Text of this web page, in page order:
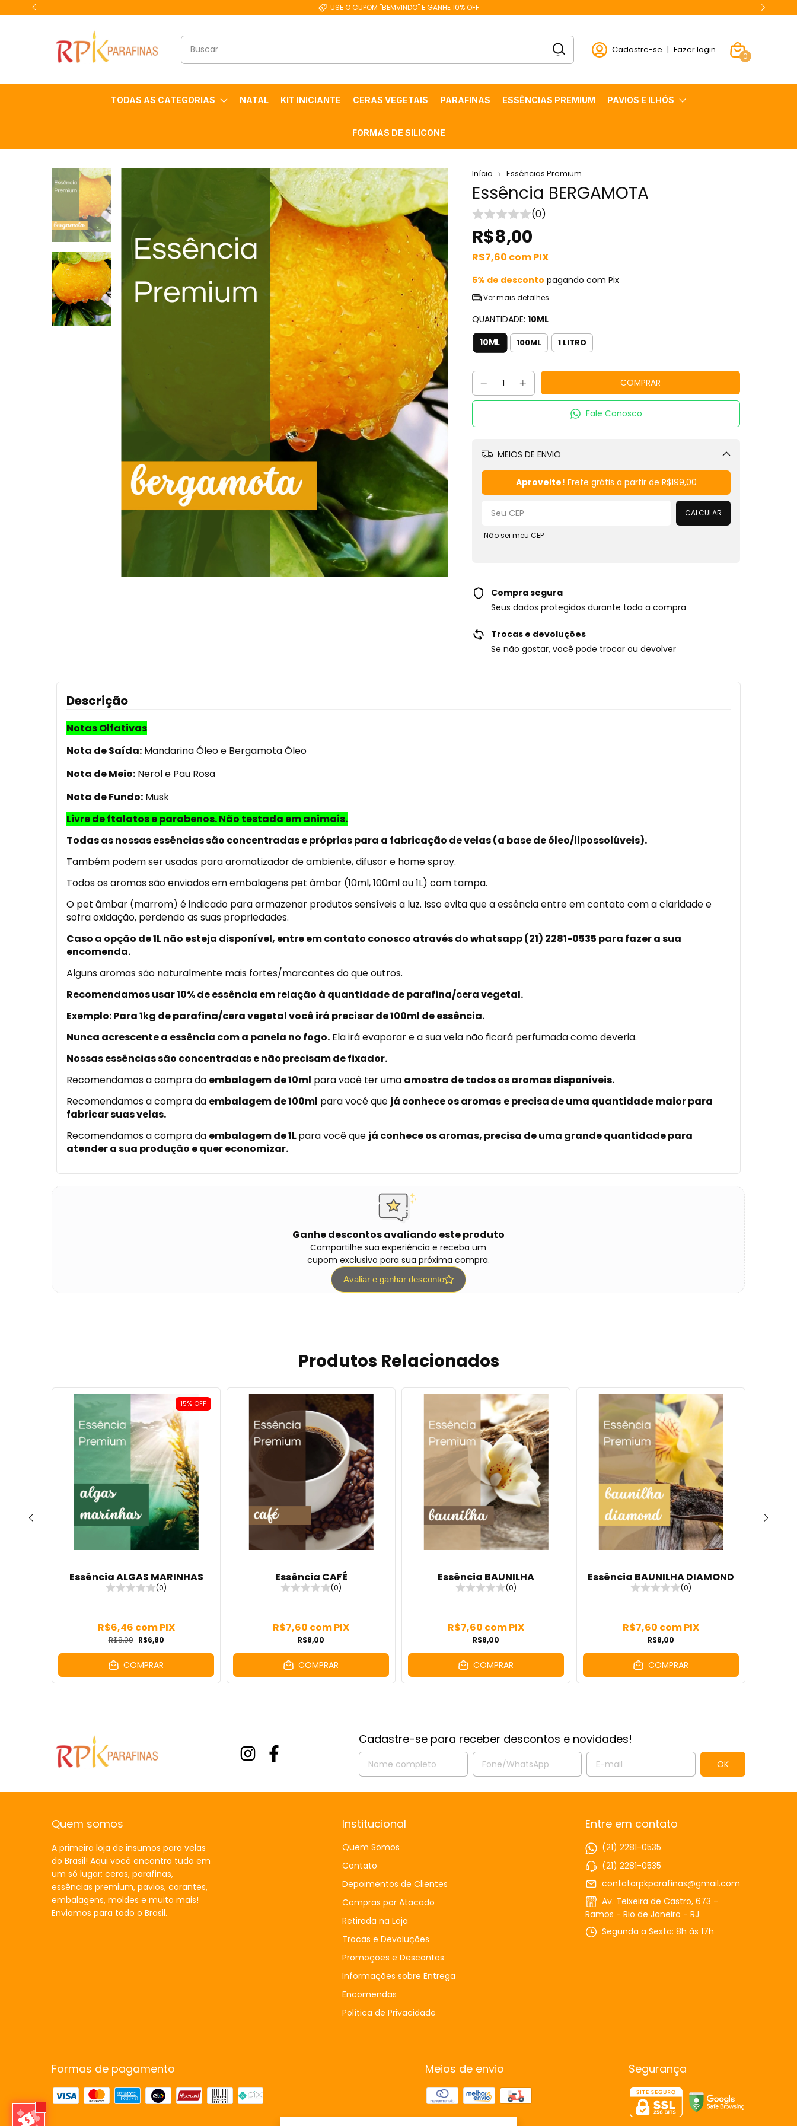
USE O CUPOM "BEMVINDO" E GANHE 10% OFF
Cadastre-se | Fazer login
0
TODAS AS CATEGORIAS NATAL KIT INICIANTE CERAS VEGETAIS PARAFINAS ESSÊNCIAS PREMIUM PAVIOS E ILHÓS
FORMAS DE SILICONE
Início Essências Premium
Essência BERGAMOTA
(0)
R$8,00
R$7,60 comPIX
5% de desconto pagando com Pix
Ver mais detalhes
QUANTIDADE: 10ML
10ML 100ML 1 LITRO
Fale Conosco
MEIOS DE ENVIO
Aproveite! Frete grátis a partir de R$199,00
CALCULAR
Não sei meu CEP
Compra segura
Seus dados protegidos durante toda a compra
Trocas e devoluções
Se não gostar, você pode trocar ou devolver
Descrição
Notas Olfativas
Nota de Saída: Mandarina Óleo e Bergamota Óleo
Nota de Meio: Nerol e Pau Rosa
Nota de Fundo: Musk
Livre de ftalatos e parabenos. Não testada em animais.
Todas as nossas essências são concentradas e próprias para a fabricação de velas (a base de óleo/lipossolúveis).
Também podem ser usadas para aromatizador de ambiente, difusor e home spray.
Todos os aromas são enviados em embalagens pet âmbar (10ml, 100ml ou 1L) com tampa.
O pet âmbar (marrom) é indicado para armazenar produtos sensíveis a luz. Isso evita que a essência entre em contato com a claridade e
sofra oxidação, perdendo as suas propriedades.
Caso a opção de 1L não esteja disponível, entre em contato conosco através do whatsapp(21) 2281-0535 para fazer a sua
encomenda.
Alguns aromas são naturalmente mais fortes/marcantes do que outros.
Recomendamos usar 10% de essência em relação à quantidade de parafina/cera vegetal.
Exemplo: Para 1kg de parafina/cera vegetal você irá precisar de 100ml de essência.
Nunca acrescente a essência com a panela no fogo. Ela irá evaporar e a sua vela não ficará perfumada como deveria.
Nossas essências são concentradas e não precisam de fixador.
Recomendamos a compra da embalagem de 10ml para você ter uma amostra de todos os aromas disponíveis.
Recomendamos a compra da embalagem de 100ml para você que já conhece os aromas e precisa de uma quantidade maior para
fabricar suas velas.
Recomendamos a compra da embalagem de 1Lpara você que já conhece os aromas, precisa de uma grande quantidade para
atender a sua produção e quer economizar.
Ganhe descontos avaliando este produto
Compartilhe sua experiência e receba um
cupom exclusivo para sua próxima compra.
Avaliar e ganhar desconto
Produtos Relacionados
15% OFF
Essência ALGAS MARINHAS
(0)
R$8,00 R$6,80
R$6,46 comPIX
COMPRAR
Essência CAFÉ
(0)
R$8,00
R$7,60 comPIX
COMPRAR
Essência BAUNILHA
(0)
R$8,00
R$7,60 comPIX
COMPRAR
Essência BAUNILHA DIAMOND
(0)
R$8,00
R$7,60 comPIX
COMPRAR
Cadastre-se para receber descontos e novidades!
Quem somos
A primeira loja de insumos para velas
do Brasil! Aqui você encontra tudo em
um só lugar: ceras, parafinas,
essências premium, pavios, corantes,
embalagens, moldes e muito mais!
Enviamos para todo o Brasil.
Institucional
Quem Somos
Contato
Depoimentos de Clientes
Compras por Atacado
Retirada na Loja
Trocas e Devoluções
Promoções e Descontos
Informações sobre Entrega
Encomendas
Política de Privacidade
Entre em contato
(21) 2281-0535
(21) 2281-0535
contatorpkparafinas@gmail.com
Av. Teixeira de Castro, 673 -
Ramos - Rio de Janeiro - RJ
Segunda a Sexta: 8h às 17h
Formas de pagamento Meios de envio Segurança